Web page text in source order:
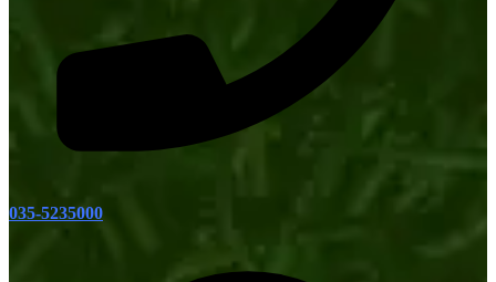
035-5235000